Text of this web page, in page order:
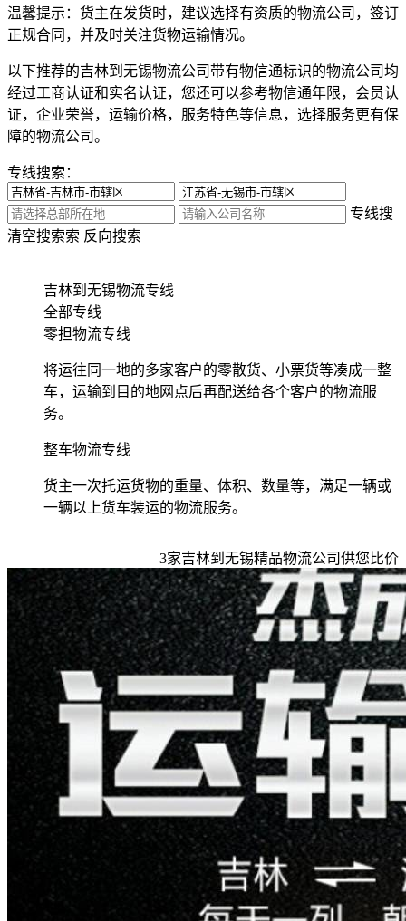
温馨提示： 货主在发货时，建议选择有资质的物流公司，签订
正规合同，并及时关注货物运输情况。
以下推荐的吉林到无锡物流公司带有物信通标识的物流公司均
经过工商认证和实名认证，您还可以参考物信通年限，会员认
证，企业荣誉，运输价格，服务特色等信息，选择服务更有保
障的物流公司。
专线搜索：
专线搜
索 反向搜索
清空搜索
吉林到无锡物流专线
全部专线
零担物流专线
将运往同一地的多家客户的零散货、小票货等凑成一整
车，运输到目的地网点后再配送给各个客户的物流服
务。
整车物流专线
货主一次托运货物的重量、体积、数量等，满足一辆或
一辆以上货车装运的物流服务。
3家吉林到无锡精品物流公司供您比价